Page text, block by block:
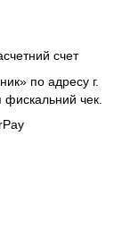
счет
по адресу г.
фискальний чек.